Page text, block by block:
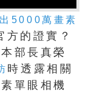
5000萬畫素
方的證實？
部長真榮
時透露相關
單眼相機